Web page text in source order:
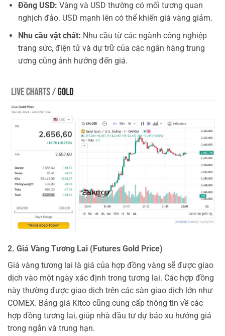
Đồng USD: Vàng và USD thường có mối tương quan
nghịch đảo. USD mạnh lên có thể khiến giá vàng giảm.
Nhu cầu vật chất: Nhu cầu từ các ngành công nghiệp
trang sức, điện tử và dự trữ của các ngân hàng trung
ương cũng ảnh hưởng đến giá.
2. Giá Vàng Tương Lai (Futures Gold Price)
Giá vàng tương lai là giá của hợp đồng vàng sẽ được giao
dịch vào một ngày xác định trong tương lai. Các hợp đồng
này thường được giao dịch trên các sàn giao dịch lớn như
COMEX. Bảng giá Kitco cũng cung cấp thông tin về các
hợp đồng tương lai, giúp nhà đầu tư dự báo xu hướng giá
trong ngắn và trung hạn.